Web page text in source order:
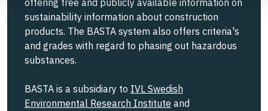
offering free and publicly available information on
sustainability information about construction
products. The BASTA system also offers criteria's
and grades with regard to phasing out hazardous
substances.
BASTA is a subsidiary to IVL Swedish
Environmental Research Institute and